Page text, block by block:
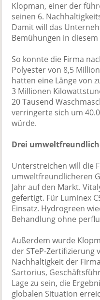
Klopman, einer der
seinen 6.
Damit will das
Bemühungen in diesem
So konnte die Firma
Polyester von 8,5
hatten eine Länge von
3 Millionen
20 Tausend
verringerte sich um
würde.
Drei
Unterstreichen will die
umweltfreundlicheren
Jahr auf den Markt.
gefertigt. Für Luminex
Einsatz. Hydrogreen
Behandlung ohne
Außerdem wurde
der STeP-Zertifizierung
Nachhaltigkeit der
Sartorius,
Lage zu sein, die
globalen Situation